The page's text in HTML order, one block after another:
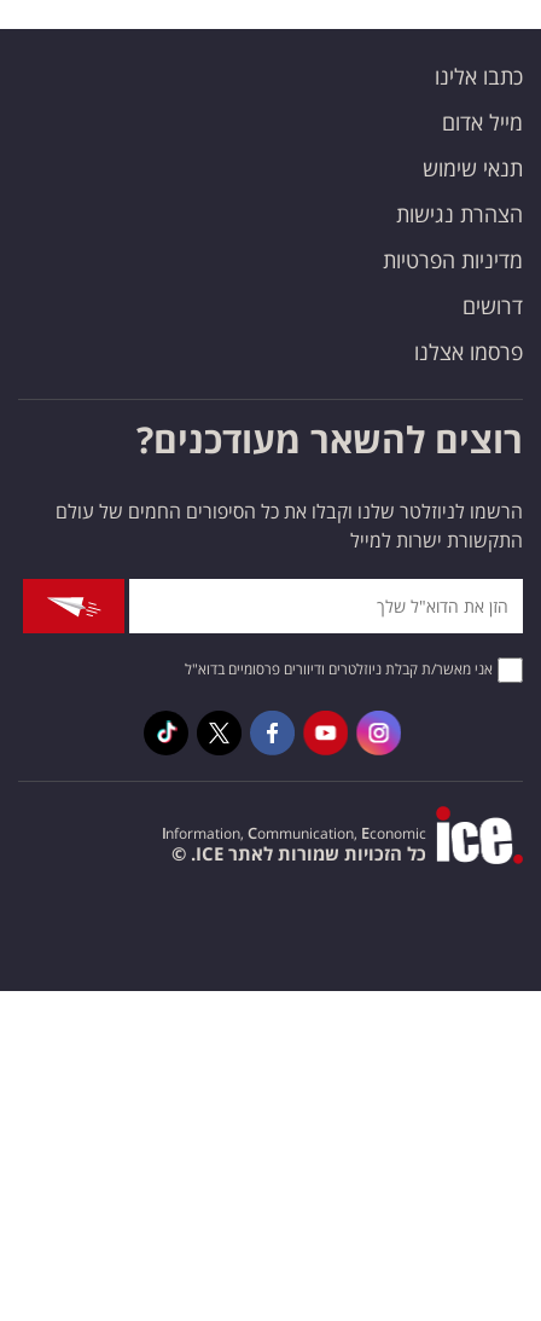
כתבו אלינו
מייל אדום
תנאי שימוש
הצהרת נגישות
מדיניות הפרטיות
דרושים
פרסמו אצלנו
רוצים להשאר מעודכנים?
הרשמו לניוזלטר שלנו וקבלו את כל הסיפורים החמים של עולם
התקשורת ישרות למייל
אני מאשר/ת קבלת ניוזלטרים ודיוורים פרסומיים בדוא"ל
Information, Communication, Economic
כל הזכויות שמורות לאתר ICE. ©